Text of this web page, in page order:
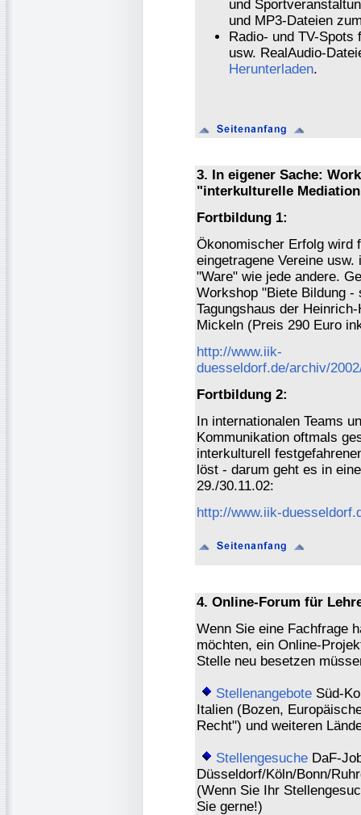
und
und MP3-Dateien
Radio- und TV-
usw. RealAudio-
Herunterladen.
3. In eigener Sache:
"interkulturelle
Fortbildung 1:
Ökonomischer Erfolg wird
eingetragene Vereine
"Ware" wie jede andere.
Workshop "Biete Bildung
Tagungshaus der
Mickeln (Preis 290 Euro
http://www.iik-
duesseldorf.de/archiv/
Fortbildung 2:
In internationalen Teams
Kommunikation oftmals
interkulturell
löst - darum geht es in
29./30.11.02:
http://www.iik-
4. Online-Forum für
Wenn Sie eine Fachfrage
möchten, ein Online-
Stelle neu besetzen
Stellenangebote Süd-
Italien (Bozen,
Recht") und weiteren
Stellengesuche DaF-
Düsseldorf/Köln/Bonn/
(Wenn Sie Ihr
Sie gerne!)